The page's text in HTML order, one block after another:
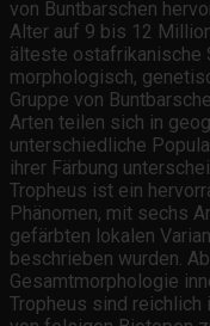
von Buntbarschen
Alter auf 9 bis 12
älteste ostafrikanische
morphologisch,
Gruppe von
Arten teilen sich in
unterschiedliche
ihrer Färbung
Tropheus ist ein
Phänomen, mit sechs
gefärbten lokalen
beschrieben wurden.
Gesamtmorphologie
Tropheus sind reichlich